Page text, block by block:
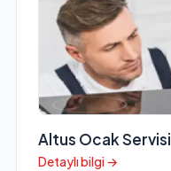
Altus Ocak Servisi
Detaylı bilgi →